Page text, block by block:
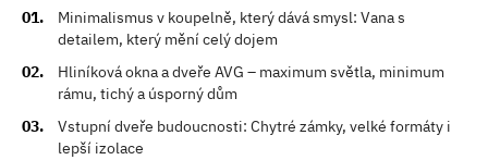
Minimalismus v koupelně, který dává smysl: Vana s
detailem, který mění celý dojem
Hliníková okna a dveře AVG – maximum světla, minimum
rámu, tichý a úsporný dům
Vstupní dveře budoucnosti: Chytré zámky, velké formáty i
lepší izolace